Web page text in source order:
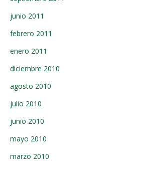
junio 2011
febrero 2011
enero 2011
diciembre 2010
agosto 2010
julio 2010
junio 2010
mayo 2010
marzo 2010